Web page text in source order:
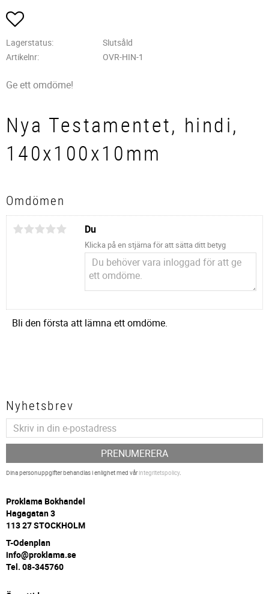
Lägg till i favoriter
Lagerstatus
Slutsåld
Artikelnr
OVR-HIN-1
Ge ett omdöme!
Nya Testamentet, hindi,
140x100x10mm
Omdömen
Du
Klicka på en stjärna för att sätta ditt betyg
Bli den första att lämna ett omdöme.
Nyhetsbrev
PRENUMERERA
Dina personuppgifter behandlas i enlighet med vårintegritetspolicy.
Proklama Bokhandel
Hagagatan 3
113 27 STOCKHOLM
T-Odenplan
info@proklama.se
Tel. 08-345760